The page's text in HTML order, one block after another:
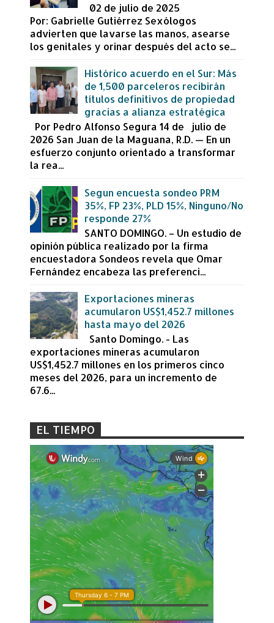
02 de julio de 2025
Por: Gabrielle Gutiérrez Sexólogos
advierten que lavarse las manos, asearse
los genitales y orinar después del acto se...
Histórico acuerdo en el Sur: Más
de 1,500 parceleros recibirán
títulos definitivos de propiedad
gracias a alianza estratégica
Por Pedro Alfonso Segura 14 de julio de
2026 San Juan de la Maguana, R.D. — En un
esfuerzo conjunto orientado a transformar
la rea...
Segun encuesta sondeo PRM
35%, FP 23%, PLD 15%, Ninguno/No
responde 27%
SANTO DOMINGO. – Un estudio de
opinión pública realizado por la firma
encuestadora Sondeos revela que Omar
Fernández encabeza las preferenci...
Exportaciones mineras
acumularon US$1,452.7 millones
hasta mayo del 2026
Santo Domingo. - Las
exportaciones mineras acumularon
US$1,452.7 millones en los primeros cinco
meses del 2026, para un incremento de
67.6...
EL TIEMPO